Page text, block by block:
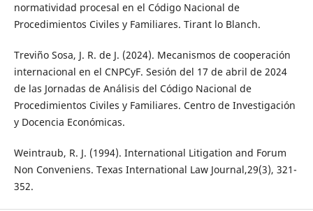
normatividad procesal en el Código Nacional de
Procedimientos Civiles y Familiares. Tirant lo Blanch.
Treviño Sosa, J. R. de J. (2024). Mecanismos de cooperación
internacional en el CNPCyF. Sesión del 17 de abril de 2024
de las Jornadas de Análisis del Código Nacional de
Procedimientos Civiles y Familiares. Centro de Investigación
y Docencia Económicas.
Weintraub, R. J. (1994). International Litigation and Forum
Non Conveniens. Texas International Law Journal,29(3), 321-
352.